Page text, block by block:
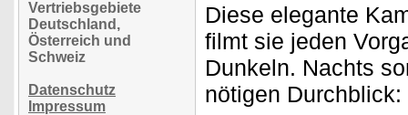
Vertriebsgebiete
Deutschland,
Österreich und
Schweiz
Datenschutz
Impressum
Diese elegante
filmt sie jeden
Dunkeln. Nachts
nötigen